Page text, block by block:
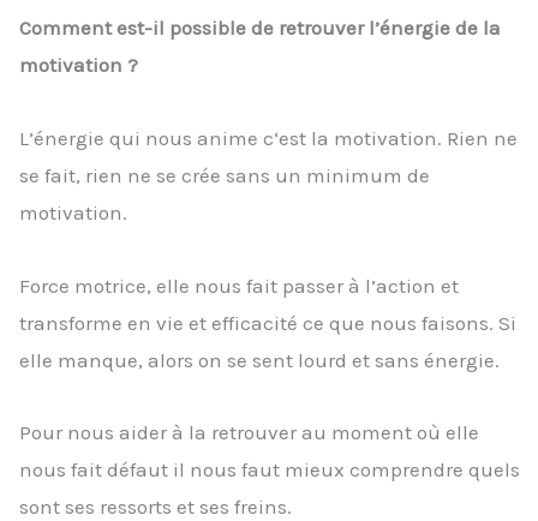
Comment est-il possible de retrouver l’énergie de la
motivation ?
L’énergie qui nous anime c‘est la motivation. Rien ne
se fait, rien ne se crée sans un minimum de
motivation.
Force motrice, elle nous fait passer à l’action et
transforme en vie et efficacité ce que nous faisons. Si
elle manque, alors on se sent lourd et sans énergie.
Pour nous aider à la retrouver au moment où elle
nous fait défaut il nous faut mieux comprendre quels
sont ses ressorts et ses freins.